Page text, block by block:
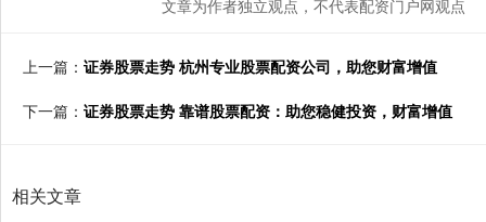
文章为作者独立观点，不代表配资门户网观点
上一篇： 证券股票走势 杭州专业股票配资公司，助您财富增值
下一篇： 证券股票走势 靠谱股票配资：助您稳健投资，财富增值
相关文章